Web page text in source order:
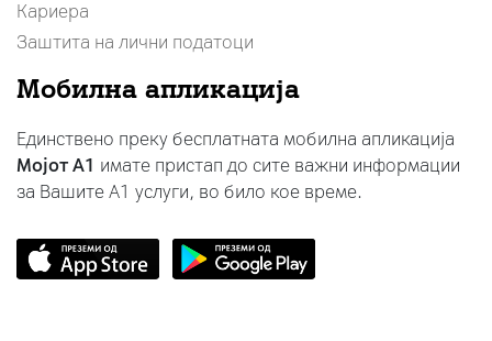
Кариера
Заштита на лични податоци
Мобилна апликација
Единствено преку бесплатната мобилна апликација
Мојот A1 имате пристап до сите важни информации
за Вашите A1 услуги, во било кое време.